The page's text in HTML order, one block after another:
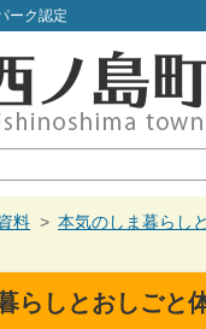
このページの本文へ
ーク認定
料 > 本気のしま暮らし
らしとおしごと